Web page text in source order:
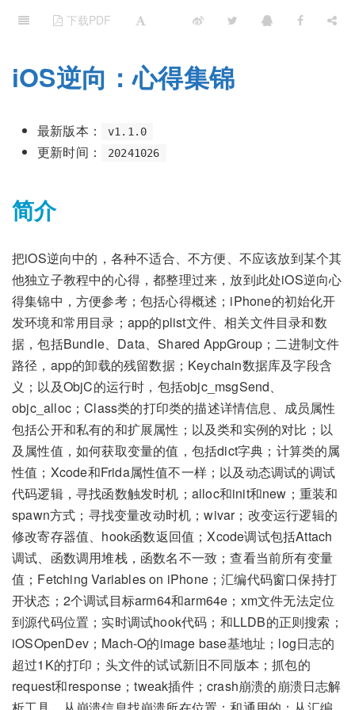
下载PDF
iOS逆向：心得集锦
最新版本： v1.1.0
更新时间： 20241026
简介
把iOS逆向中的，各种不适合、不方便、不应该放到某个其
他独立子教程中的心得，都整理过来，放到此处iOS逆向心
得集锦中，方便参考；包括心得概述；iPhone的初始化开
发环境和常用目录；app的plist文件、相关文件目录和数
据，包括Bundle、Data、Shared AppGroup；二进制文件
路径，app的卸载的残留数据；Keychain数据库及字段含
义；以及ObjC的运行时，包括objc_msgSend、
objc_alloc；Class类的打印类的描述详情信息、成员属性
包括公开和私有的和扩展属性；以及类和实例的对比；以
及属性值，如何获取变量的值，包括dict字典；计算类的属
性值；Xcode和Frida属性值不一样；以及动态调试的调试
代码逻辑，寻找函数触发时机；alloc和init和new；重装和
spawn方式；寻找变量改动时机；wivar；改变运行逻辑的
修改寄存器值、hook函数返回值；Xcode调试包括Attach
调试、函数调用堆栈，函数名不一致；查看当前所有变量
值；Fetching Variables on iPhone；汇编代码窗口保持打
开状态；2个调试目标arm64和arm64e；xm文件无法定位
到源代码位置；实时调试hook代码；和LLDB的正则搜索；
iOSOpenDev；Mach-O的image base基地址；log日志的
超过1K的打印；头文件的试试新旧不同版本；抓包的
request和response；tweak插件；crash崩溃的崩溃日志解